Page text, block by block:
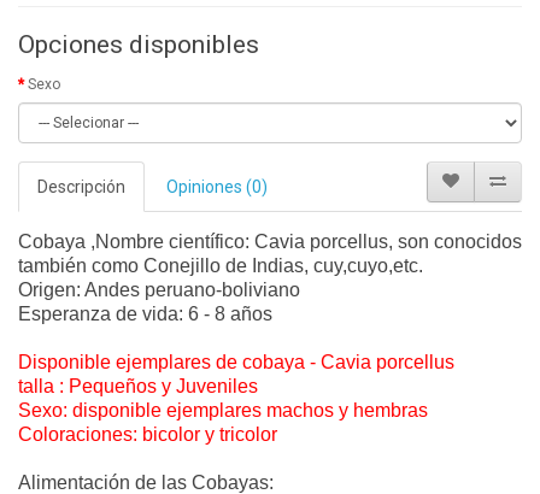
Opciones disponibles
Sexo
Descripción Opiniones (0)
Cobaya ,Nombre científico: Cavia porcellus, son conocidos
también como Conejillo de Indias, cuy,cuyo,etc.
Origen: Andes peruano-boliviano
Esperanza de vida: 6 - 8 años
Disponible ejemplares de cobaya - Cavia porcellus
talla : Pequeños y Juveniles
Sexo: disponible ejemplares machos y hembras
Coloraciones: bicolor y tricolor
Alimentación de las Cobayas: